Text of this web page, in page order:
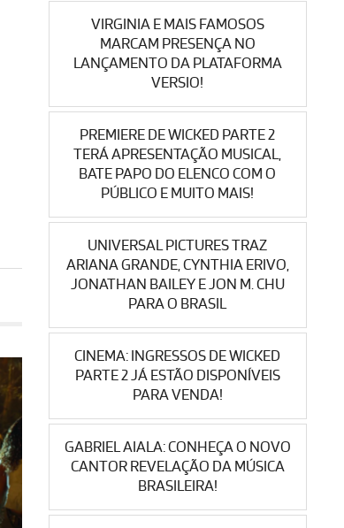
VIRGINIA E MAIS FAMOSOS
MARCAM PRESENÇA NO
LANÇAMENTO DA PLATAFORMA
VERSIO!
PREMIERE DE WICKED PARTE 2
TERÁ APRESENTAÇÃO MUSICAL,
BATE PAPO DO ELENCO COM O
PÚBLICO E MUITO MAIS!
UNIVERSAL PICTURES TRAZ
ARIANA GRANDE, CYNTHIA ERIVO,
JONATHAN BAILEY E JON M. CHU
PARA O BRASIL
CINEMA: INGRESSOS DE WICKED
PARTE 2 JÁ ESTÃO DISPONÍVEIS
PARA VENDA!
GABRIEL AIALA: CONHEÇA O NOVO
CANTOR REVELAÇÃO DA MÚSICA
BRASILEIRA!